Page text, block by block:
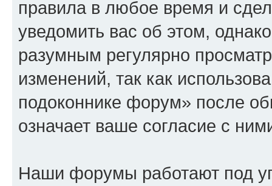
правила в любое время и
уведомить вас об этом,
разумным регулярно
изменений, так как
подоконнике форум» после
означает ваше согласие с
Наши форумы работают под